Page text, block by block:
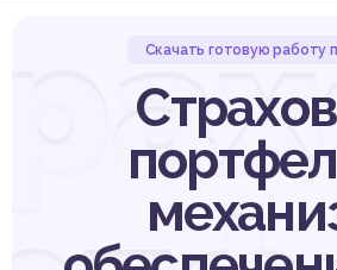
Скачать готовую работу